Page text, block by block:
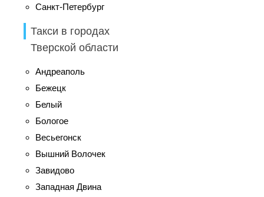
Санкт-Петербург
Такси в городах
Тверской области
Андреаполь
Бежецк
Белый
Бологое
Весьегонск
Вышний Волочек
Завидово
Западная Двина